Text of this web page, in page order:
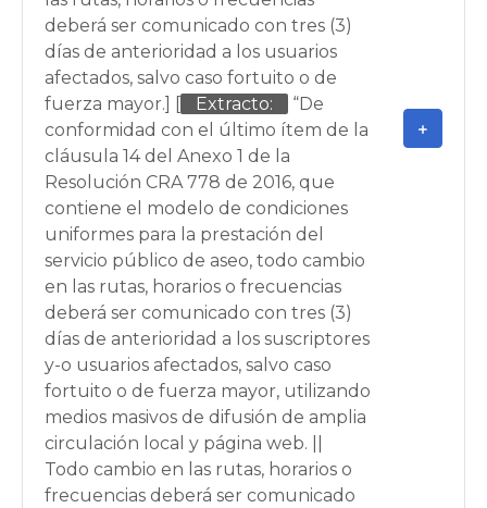
deberá ser comunicado con tres (3)
días de anterioridad a los usuarios
afectados, salvo caso fortuito o de
fuerza mayor.] [
Extracto:
“De
conformidad con el último ítem de la
cláusula 14 del Anexo 1 de la
Resolución CRA 778 de 2016, que
contiene el modelo de condiciones
uniformes para la prestación del
servicio público de aseo, todo cambio
en las rutas, horarios o frecuencias
deberá ser comunicado con tres (3)
días de anterioridad a los suscriptores
y-o usuarios afectados, salvo caso
fortuito o de fuerza mayor, utilizando
medios masivos de difusión de amplia
circulación local y página web. ||
Todo cambio en las rutas, horarios o
frecuencias deberá ser comunicado